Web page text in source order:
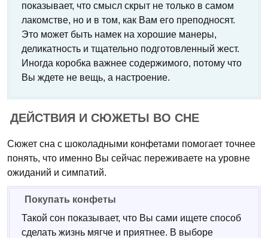
показывает, что смысл скрыт не только в самом
лакомстве, но и в том, как Вам его преподносят.
Это может быть намек на хорошие манеры,
деликатность и тщательно подготовленный жест.
Иногда коробка важнее содержимого, потому что
Вы ждете не вещь, а настроение.
ДЕЙСТВИЯ И СЮЖЕТЫ ВО СНЕ
Сюжет сна с шоколадными конфетами помогает точнее
понять, что именно Вы сейчас переживаете на уровне
ожиданий и симпатий.
Покупать конфеты
Такой сон показывает, что Вы сами ищете способ
сделать жизнь мягче и приятнее. В выборе